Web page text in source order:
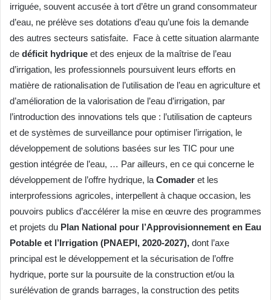
irriguée, souvent accusée à tort d’être un grand consommateur
d’eau, ne prélève ses dotations d’eau qu’une fois la demande
des autres secteurs satisfaite. Face à cette situation alarmante
de déficit hydrique et des enjeux de la maîtrise de l’eau
d’irrigation, les professionnels poursuivent leurs efforts en
matière de rationalisation de l’utilisation de l’eau en agriculture et
d’amélioration de la valorisation de l’eau d’irrigation, par
l’introduction des innovations tels que : l’utilisation de capteurs
et de systèmes de surveillance pour optimiser l’irrigation, le
développement de solutions basées sur les TIC pour une
gestion intégrée de l’eau, … Par ailleurs, en ce qui concerne le
développement de l’offre hydrique, la Comader et les
interprofessions agricoles, interpellent à chaque occasion, les
pouvoirs publics d’accélérer la mise en œuvre des programmes
et projets du Plan National pour l’Approvisionnement en Eau
Potable et l’Irrigation (PNAEPI, 2020-2027), dont l’axe
principal est le développement et la sécurisation de l’offre
hydrique, porte sur la poursuite de la construction et/ou la
surélévation de grands barrages, la construction des petits